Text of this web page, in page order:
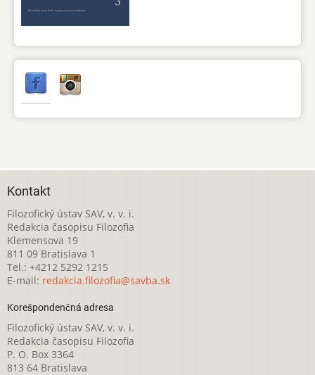
Kontakt
Filozofický ústav SAV, v. v. i.
Redakcia časopisu Filozofia
Klemensova 19
811 09 Bratislava 1
Tel.: +4212 5292 1215
E-mail: redakcia.filozofia@savba.sk
Korešpondenčná adresa
Filozofický ústav SAV, v. v. i.
Redakcia časopisu Filozofia
P. O. Box 3364
813 64 Bratislava